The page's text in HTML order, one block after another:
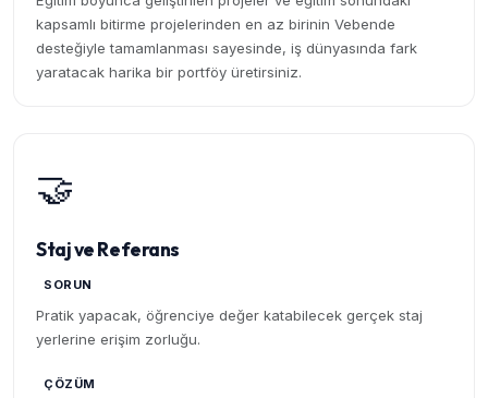
kapsamlı bitirme projelerinden en az birinin Vebende
desteğiyle tamamlanması sayesinde, iş dünyasında fark
yaratacak harika bir portföy üretirsiniz.
🤝
Staj ve Referans
SORUN
Pratik yapacak, öğrenciye değer katabilecek gerçek staj
yerlerine erişim zorluğu.
ÇÖZÜM